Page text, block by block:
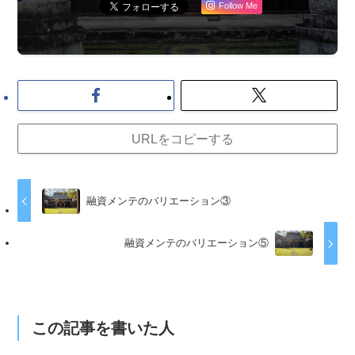
Follow Me
URLをコピーする
融資メンテのバリエーション③
融資メンテのバリエーション⑤
この記事を書いた人